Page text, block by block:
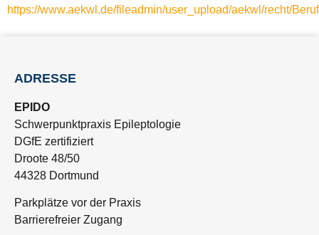
https://www.aekwl.de/fileadmin/user_upload/aekwl/recht/
ADRESSE
EPIDO
Schwerpunktpraxis Epileptologie
DGfE zertifiziert
Droote 48/50
44328 Dortmund
Parkplätze vor der Praxis
Barrierefreier Zugang